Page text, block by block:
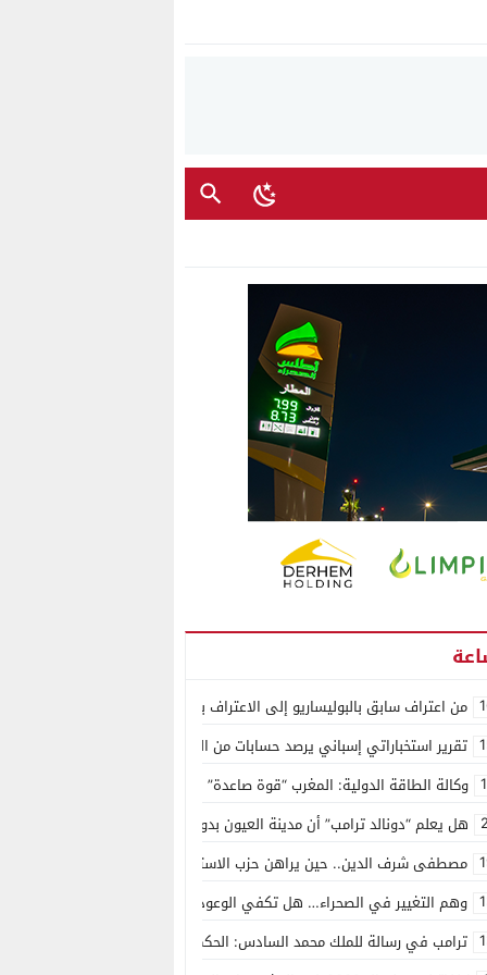
من اعتراف سابق بالبوليساريو إلى الاعتراف بسيادة المغرب على الصحراء..
تقرير استخباراتي إسباني يرصد حسابات من الجزائر وأرقاما بـ”213+” ضمن حملة رقمية منظمة حرّضت على اقتحام سبتة
وكالة الطاقة الدولية: المغرب “قوة صاعدة” في سوق المعادن الاستراتيجية
هل يعلم “دونالد ترامب” أن مدينة العيون بدون ماء؟
مصطفى شرف الدين.. حين يراهن حزب الاستقلال على الكفاءة ويمنح الشباب
وهم التغيير في الصحراء… هل تكفي الوعود الفارغة لصناعة الواقع؟
ترامب في رسالة للملك محمد السادس: الحكم الذاتي هو الأساس الوحيد لحل